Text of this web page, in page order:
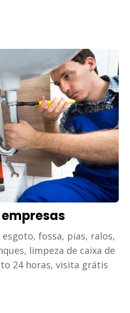
fossa, pias, ralos,
limpeza de caixa de
24 horas, visita grátis